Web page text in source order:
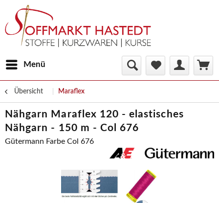
Menü
Übersicht Maraflex
Nähgarn Maraflex 120 - elastisches
Nähgarn - 150 m - Col 676
Gütermann Farbe Col 676